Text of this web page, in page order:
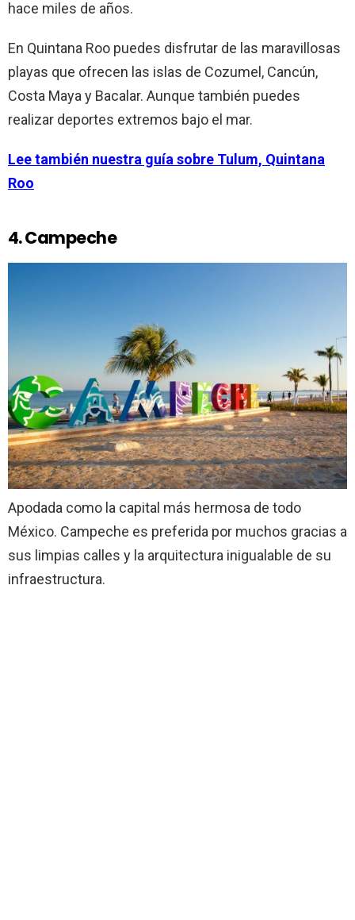
hace miles de años.
En Quintana Roo puedes disfrutar de las maravillosas
playas que ofrecen las islas de Cozumel, Cancún,
Costa Maya y Bacalar. Aunque también puedes
realizar deportes extremos bajo el mar.
Lee también nuestra guía sobre Tulum, Quintana
Roo
4. Campeche
Apodada como la capital más hermosa de todo
México. Campeche es preferida por muchos gracias a
sus limpias calles y la arquitectura inigualable de su
infraestructura.